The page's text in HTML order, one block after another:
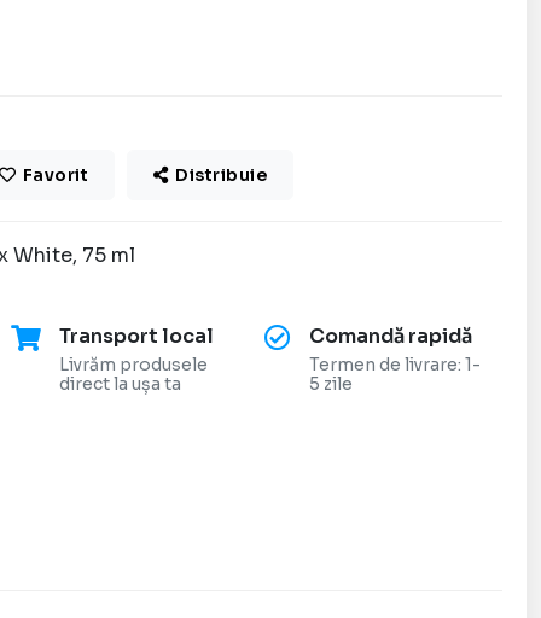
Favorit Distribuie
White, 75 ml
Transport local
Livrăm produsele
direct la ușa ta
Comandă rapidă
Termen de livrare: 1-
5 zile